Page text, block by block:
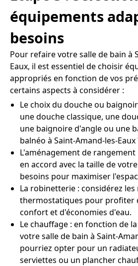
équipements
besoins
Pour refaire votre salle de bain à
Eaux, il est essentiel de choisir
appropriés en fonction de vos
certains aspects à considérer :
Le choix du douche ou
une douche classique, une
une baignoire d'angle ou une
balnéo à Saint-Amand-les-Eaux
L'aménagement de rangement
en accord avec la taille de
besoins pour maximiser
La robinetterie : considérez
thermostatiques pour profiter
confort et d'économies d'eau.
Le chauffage : en fonction de
votre salle de bain à Saint-
pourriez opter pour un
serviettes ou un plancher